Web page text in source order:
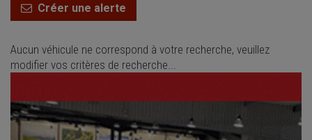
Créer une alerte
Aucun véhicule ne correspond à votre recherche, veuillez
modifier vos critères de recherche...